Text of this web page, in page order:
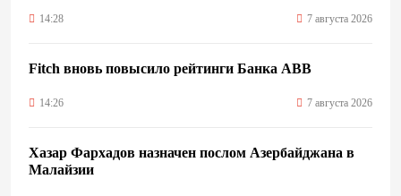
14:28 7 августа 2026
Fitch вновь повысило рейтинги Банка ABB
14:26 7 августа 2026
Хазар Фархадов назначен послом Азербайджана в
Малайзии